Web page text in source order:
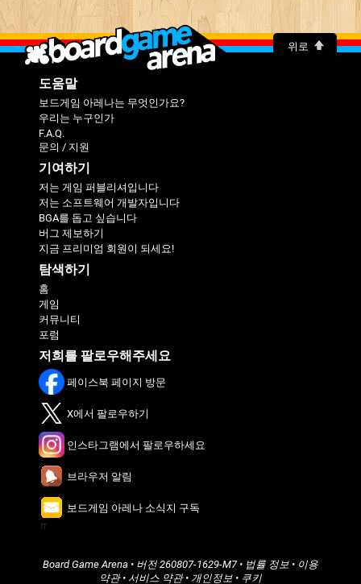
위로
도움말
보드게임 아레나는 무엇인가요?
우리는 누구인가
F.A.Q.
문의 / 지원
기여하기
저는 게임 퍼블리셔입니다
저는 소프트웨어 개발자입니다
BGA를 돕고 싶습니다
버그 제보하기
지금 프리미엄 회원이 되세요!
탐색하기
홈
게임
커뮤니티
포럼
저희를 팔로우해주세요
페이스북 페이지 방문
X에서 팔로우하기
인스타그램에서 팔로우하세요
브라우저 알림
보드게임 아레나 소식지 구독
Board Game Arena • 버전 260807-1629-M7• 법률 정보• 이용
약관• 서비스 약관• 개인정보• 쿠키
π